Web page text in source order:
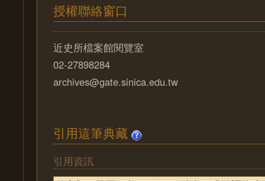
授權聯絡窗口
近史所檔案館閱覽室
02-27898284
archives@gate.sinica.edu.tw
引用這筆典藏
引用資訊